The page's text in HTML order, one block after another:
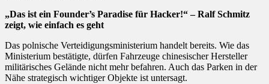
„Das ist ein Founder’s Paradise für Hacker!“ – Ralf Schmitz
zeigt, wie einfach es geht
Das polnische Verteidigungsministerium handelt bereits. Wie das
Ministerium bestätigte, dürfen Fahrzeuge chinesischer Hersteller
militärisches Gelände nicht mehr befahren. Auch das Parken in der
Nähe strategisch wichtiger Objekte ist untersagt.